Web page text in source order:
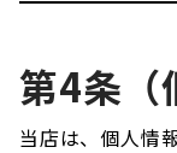
第4条（
当店は、個人情